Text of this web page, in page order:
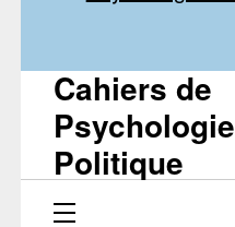
Cahiers de
Psychologie
Politique